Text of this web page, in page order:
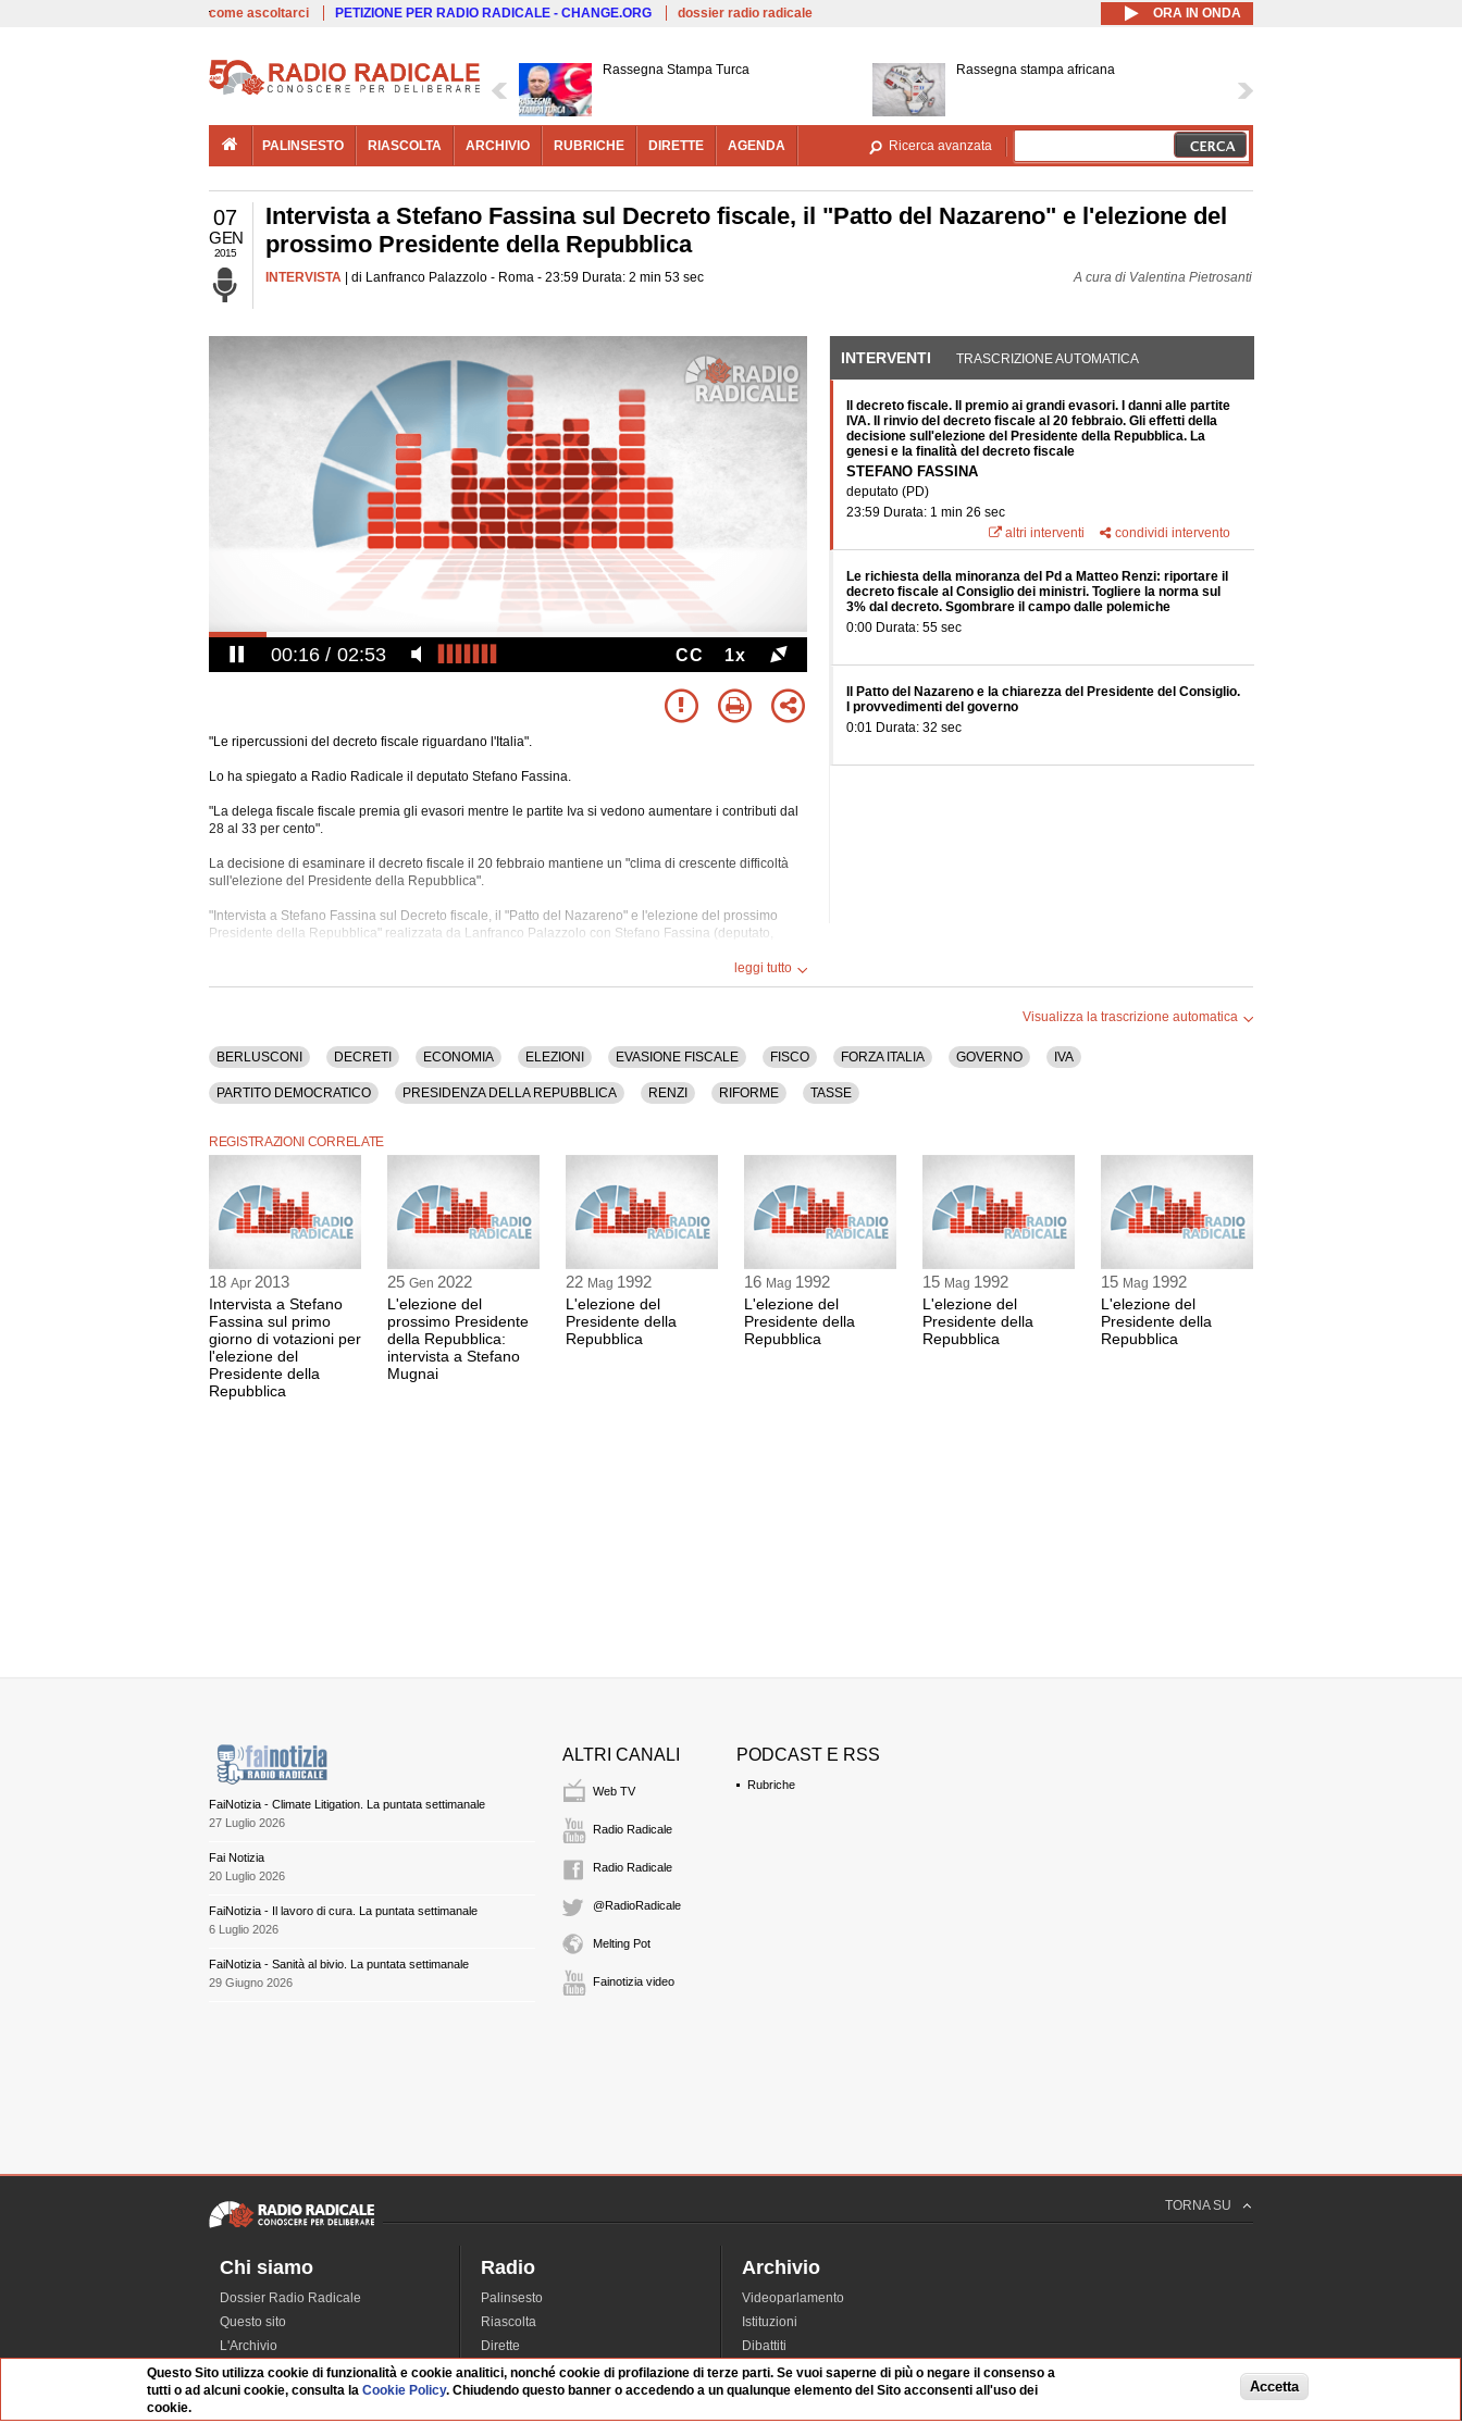
Salta al contenuto principale
come ascoltarci PETIZIONE PER RADIO RADICALE - CHANGE.ORG dossier radio radicale ORA IN ONDA
Rassegna Stampa Turca Rassegna stampa africana
PALINSESTO RIASCOLTA ARCHIVIO RUBRICHE DIRETTE AGENDA Ricerca avanzata
07
GEN
2015
Intervista a Stefano Fassina sul Decreto fiscale, il "Patto del Nazareno" e l'elezione del
prossimo Presidente della Repubblica
INTERVISTA | di Lanfranco Palazzolo - Roma - 23:59 Durata: 2 min 53 sec A cura di Valentina Pietrosanti
00:17 02:53 CC 1x
"Le ripercussioni del decreto fiscale riguardano l'Italia".
Lo ha spiegato a Radio Radicale il deputato Stefano Fassina.
"La delega fiscale fiscale premia gli evasori mentre le partite Iva si vedono aumentare i contributi dal
28 al 33 per cento".
La decisione di esaminare il decreto fiscale il 20 febbraio mantiene un "clima di crescente difficoltà
sull'elezione del Presidente della Repubblica".
"Intervista a Stefano Fassina sul Decreto fiscale, il "Patto del Nazareno" e l'elezione del prossimo
Presidente della Repubblica" realizzata da Lanfranco Palazzolo con Stefano Fassina (deputato,
L'intervista è stata registrata mercoledì 7 gennaio 2015 alle ore 23:59.
Repubblica, Renzi, Riforme, Tasse.
La registrazione audio ha una durata di 2 minuti.
leggi tutto
INTERVENTI (SCHEDA ATTIVA)
TRASCRIZIONE AUTOMATICA
Il decreto fiscale. Il premio ai grandi evasori. I danni alle partite
IVA. Il rinvio del decreto fiscale al 20 febbraio. Gli effetti della
decisione sull'elezione del Presidente della Repubblica. La
genesi e la finalità del decreto fiscale
STEFANO FASSINA
deputato (PD)
23:59 Durata: 1 min 26 sec
altri interventi
condividi intervento
Le richiesta della minoranza del Pd a Matteo Renzi: riportare il
decreto fiscale al Consiglio dei ministri. Togliere la norma sul
3% dal decreto. Sgombrare il campo dalle polemiche
0:00 Durata: 55 sec
Il Patto del Nazareno e la chiarezza del Presidente del Consiglio.
I provvedimenti del governo
0:01 Durata: 32 sec
Visualizza la trascrizione automatica
BERLUSCONI DECRETI ECONOMIA ELEZIONI EVASIONE FISCALE FISCO FORZA ITALIA GOVERNO IVA
PARTITO DEMOCRATICO PRESIDENZA DELLA REPUBBLICA RENZI RIFORME TASSE
REGISTRAZIONI CORRELATE
18 Apr 2013
Intervista a Stefano
Fassina sul primo
giorno di votazioni per
l'elezione del
Presidente della
Repubblica
25 Gen 2022
L'elezione del
prossimo Presidente
della Repubblica:
intervista a Stefano
Mugnai
22 Mag 1992
L'elezione del
Presidente della
Repubblica
16 Mag 1992
L'elezione del
Presidente della
Repubblica
15 Mag 1992
L'elezione del
Presidente della
Repubblica
15 Mag 1992
L'elezione del
Presidente della
Repubblica
FaiNotizia - Climate Litigation. La puntata settimanale
27 Luglio 2026
Fai Notizia
20 Luglio 2026
FaiNotizia - Il lavoro di cura. La puntata settimanale
6 Luglio 2026
FaiNotizia - Sanità al bivio. La puntata settimanale
29 Giugno 2026
ALTRI CANALI
Web TV
Radio Radicale
Radio Radicale
@RadioRadicale
Melting Pot
Fainotizia video
PODCAST E RSS
Rubriche
TORNA SU
Chi siamo
Dossier Radio Radicale
Questo sito
L'Archivio
Redazione
La musica da Requiem
Infrastruttura informatica
Radio
Palinsesto
Riascolta
Dirette
Rubriche
Interviste
Statistiche audio/video
Archivio
Videoparlamento
Istituzioni
Dibattiti
Manifestazioni
Radicali
Questo Sito utilizza cookie di funzionalità e cookie analitici, nonché cookie di profilazione di terze parti. Se vuoi saperne di più o negare il consenso a
tutti o ad alcuni cookie, consulta laCookie Policy. Chiudendo questo banner o accedendo a un qualunque elemento del Sito acconsenti all'uso dei
cookie.
Accetta